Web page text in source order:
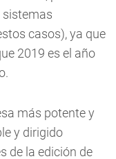
sistemas
casos), ya que
2019 es el año
más potente y
y dirigido
de la edición de